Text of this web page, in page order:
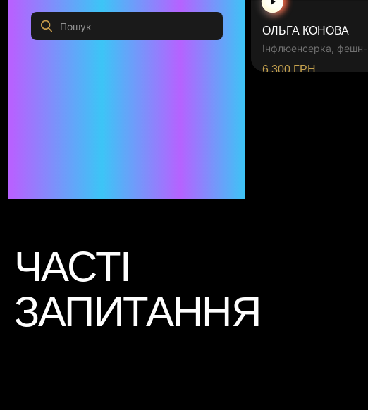
Підтримати в складний період
(+11)
День народження в Instagram
Stories
(+2)
ОЛЬГА КОНОВА
Інфлюенсерка, фешн-
експерт
6 300 ГРН
ЧАСТІ
ЗАПИТАННЯ